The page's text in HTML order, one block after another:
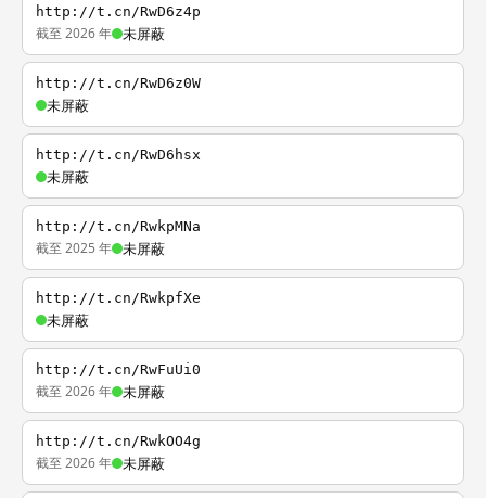
http://t.cn/RwD6z4p
截至 2026 年 未屏蔽
http://t.cn/RwD6z0W
未屏蔽
http://t.cn/RwD6hsx
未屏蔽
http://t.cn/RwkpMNa
截至 2025 年 未屏蔽
http://t.cn/RwkpfXe
未屏蔽
http://t.cn/RwFuUi0
截至 2026 年 未屏蔽
http://t.cn/RwkOO4g
截至 2026 年 未屏蔽